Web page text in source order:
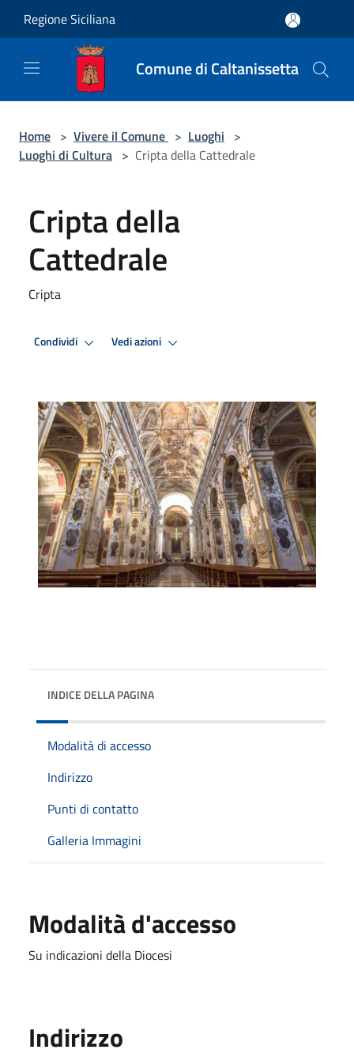
Regione Siciliana
Comune di Caltanissetta
Home > Vivere il Comune > Luoghi >
Luoghi di Cultura > Cripta della Cattedrale
Cripta della
Cattedrale
Cripta
Condividi Vedi azioni
INDICE DELLA PAGINA
Modalità di accesso
Indirizzo
Punti di contatto
Galleria Immagini
Modalità d'accesso
Su indicazioni della Diocesi
Indirizzo